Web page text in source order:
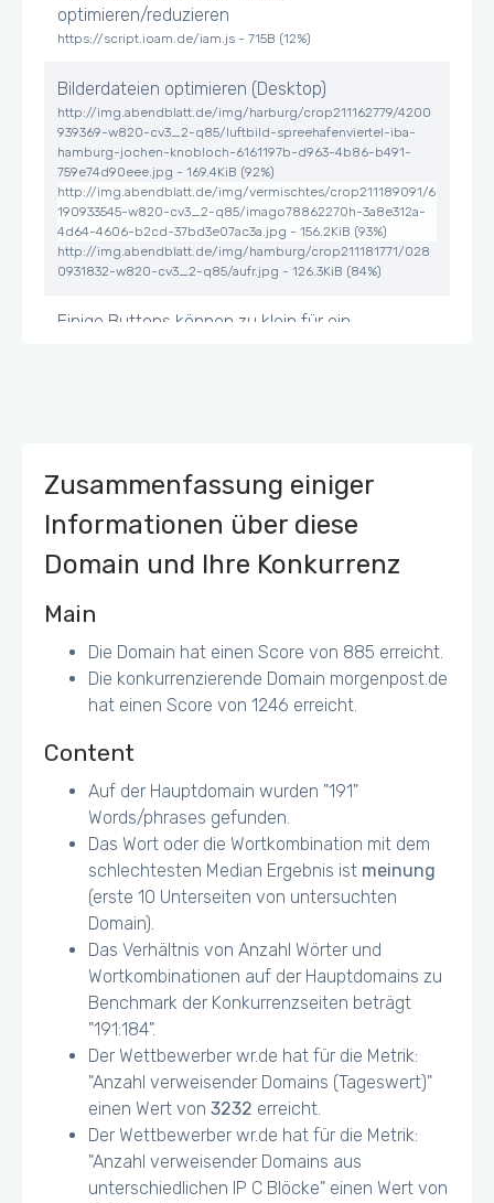
optimieren/reduzieren
https://script.ioam.de/iam.js - 715B (12%)
Bilderdateien optimieren (Desktop)
http://img.abendblatt.de/img/harburg/crop211162779/4200
939369-w820-cv3_2-q85/luftbild-spreehafenviertel-iba-
hamburg-jochen-knobloch-6161197b-d963-4b86-b491-
759e74d90eee.jpg - 169.4KiB (92%)
http://img.abendblatt.de/img/vermischtes/crop211189091/6
190933545-w820-cv3_2-q85/imago78862270h-3a8e312a-
4d64-4606-b2cd-37bd3e07ac3a.jpg - 156.2KiB (93%)
http://img.abendblatt.de/img/hamburg/crop211181771/028
0931832-w820-cv3_2-q85/aufr.jpg - 126.3KiB (84%)
Einige Buttons können zu klein für ein
Zusammenfassung einiger
Informationen über diese
Domain und Ihre Konkurrenz
Main
Die Domain hat einen Score von 885 erreicht.
Die konkurrenzierende Domain morgenpost.de
hat einen Score von 1246 erreicht.
Content
Auf der Hauptdomain wurden "191"
Words/phrases gefunden.
Das Wort oder die Wortkombination mit dem
schlechtesten Median Ergebnis ist meinung
(erste 10 Unterseiten von untersuchten
Domain).
Das Verhältnis von Anzahl Wörter und
Wortkombinationen auf der Hauptdomains zu
Benchmark der Konkurrenzseiten beträgt
"191:184".
Der Wettbewerber wr.de hat für die Metrik:
"Anzahl verweisender Domains (Tageswert)"
einen Wert von 3232 erreicht.
Der Wettbewerber wr.de hat für die Metrik:
"Anzahl verweisender Domains aus
unterschiedlichen IP C Blöcke" einen Wert von